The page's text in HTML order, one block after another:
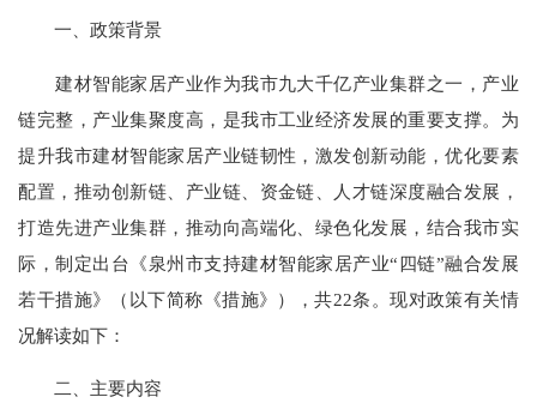
一、政策背景
建材智能家居产业作为我市九大千亿产业集群之一，产业
链完整，产业集聚度高，是我市工业经济发展的重要支撑。为
提升我市建材智能家居产业链韧性，激发创新动能，优化要素
配置，推动创新链、产业链、资金链、人才链深度融合发展，
打造先进产业集群，推动向高端化、绿色化发展，结合我市实
际，制定出台《泉州市支持建材智能家居产业“四链”融合发展
若干措施》（以下简称《措施》），共22条。现对政策有关情
况解读如下：
二、主要内容